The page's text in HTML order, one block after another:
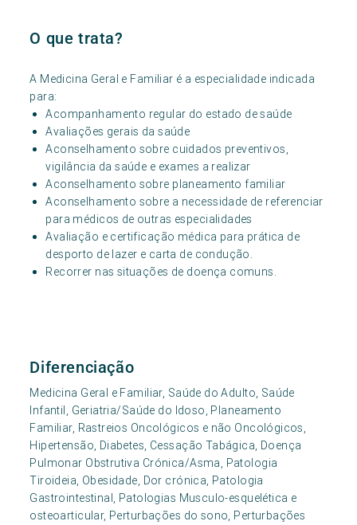
O que trata?
A Medicina Geral e Familiar é a especialidade indicada
para:
Acompanhamento regular do estado de saúde
Avaliações gerais da saúde
Aconselhamento sobre cuidados preventivos,
vigilância da saúde e exames a realizar
Aconselhamento sobre planeamento familiar
Aconselhamento sobre a necessidade de referenciar
para médicos de outras especialidades
Avaliação e certificação médica para prática de
desporto de lazer e carta de condução.
Recorrer nas situações de doença comuns.
Diferenciação
Medicina Geral e Familiar, Saúde do Adulto, Saúde
Infantil, Geriatria/Saúde do Idoso, Planeamento
Familiar, Rastreios Oncológicos e não Oncológicos,
Hipertensão, Diabetes, Cessação Tabágica, Doença
Pulmonar Obstrutiva Crónica/Asma, Patologia
Tiroideia, Obesidade, Dor crónica, Patologia
Gastrointestinal, Patologias Musculo-esquelética e
osteoarticular, Perturbações do sono, Perturbações